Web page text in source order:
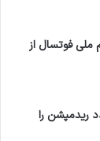
ملی فوتسال از
ریدمپشن را